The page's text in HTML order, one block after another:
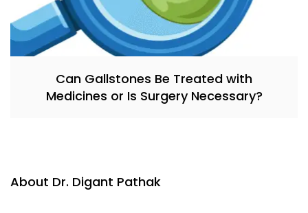
Can Gallstones Be Treated with
Medicines or Is Surgery Necessary?
About Dr. Digant Pathak